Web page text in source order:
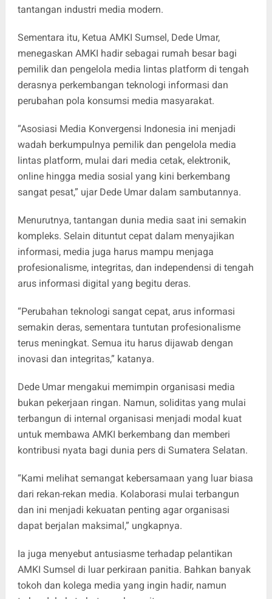
tantangan industri media modern.
Sementara itu, Ketua AMKI Sumsel, Dede Umar,
menegaskan AMKI hadir sebagai rumah besar bagi
pemilik dan pengelola media lintas platform di tengah
derasnya perkembangan teknologi informasi dan
perubahan pola konsumsi media masyarakat.
“Asosiasi Media Konvergensi Indonesia ini menjadi
wadah berkumpulnya pemilik dan pengelola media
lintas platform, mulai dari media cetak, elektronik,
online hingga media sosial yang kini berkembang
sangat pesat,” ujar Dede Umar dalam sambutannya.
Menurutnya, tantangan dunia media saat ini semakin
kompleks. Selain dituntut cepat dalam menyajikan
informasi, media juga harus mampu menjaga
profesionalisme, integritas, dan independensi di tengah
arus informasi digital yang begitu deras.
“Perubahan teknologi sangat cepat, arus informasi
semakin deras, sementara tuntutan profesionalisme
terus meningkat. Semua itu harus dijawab dengan
inovasi dan integritas,” katanya.
Dede Umar mengakui memimpin organisasi media
bukan pekerjaan ringan. Namun, soliditas yang mulai
terbangun di internal organisasi menjadi modal kuat
untuk membawa AMKI berkembang dan memberi
kontribusi nyata bagi dunia pers di Sumatera Selatan.
“Kami melihat semangat kebersamaan yang luar biasa
dari rekan-rekan media. Kolaborasi mulai terbangun
dan ini menjadi kekuatan penting agar organisasi
dapat berjalan maksimal,” ungkapnya.
Ia juga menyebut antusiasme terhadap pelantikan
AMKI Sumsel di luar perkiraan panitia. Bahkan banyak
tokoh dan kolega media yang ingin hadir, namun